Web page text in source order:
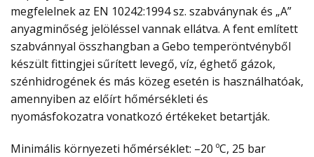
megfelelnek az EN 10242:1994 sz. szabványnak és „A”
anyagminőség jelöléssel vannak ellátva. A fent említett
szabvánnyal összhangban a Gebo temperöntvényből
készült fittingjei sűrített levegő, víz, éghető gázok,
szénhidrogének és más közeg esetén is használhatóak,
amennyiben az előírt hőmérsékleti és
nyomásfokozatra vonatkozó értékeket betartják.
Minimális környezeti hőmérséklet: –20 ºC, 25 bar